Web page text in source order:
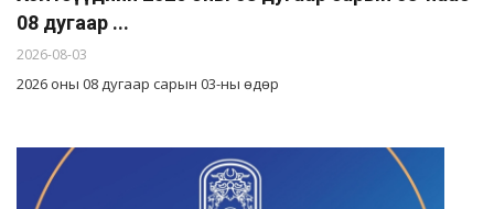
08 дугаар ...
2026-08-03
2026 оны 08 дугаар сарын 03-ны өдөр